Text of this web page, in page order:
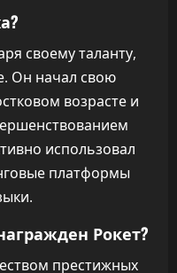
своему таланту,
Он начал свою
возрасте и
использовал
платформы
Рокет?
престижных